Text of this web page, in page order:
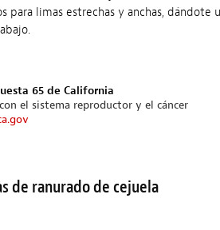
para limas estrechas y anchas, dándote
65 de California
el sistema reproductor y el cáncer
de ranurado de cejuela